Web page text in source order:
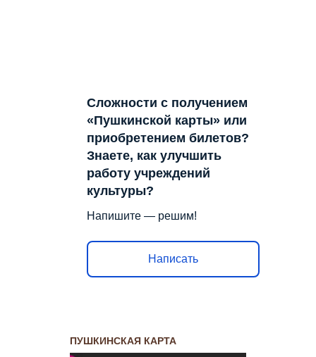
Сложности с получением
«Пушкинской карты» или
приобретением билетов?
Знаете, как улучшить
работу учреждений
культуры?
Напишите — решим!
Написать
ПУШКИНСКАЯ КАРТА